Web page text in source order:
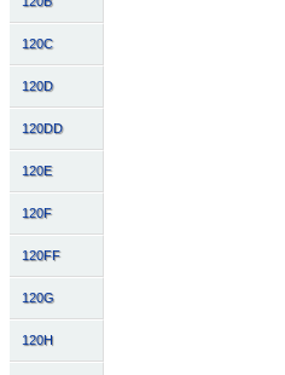
120C
120D
120DD
120E
120F
120FF
120G
120H